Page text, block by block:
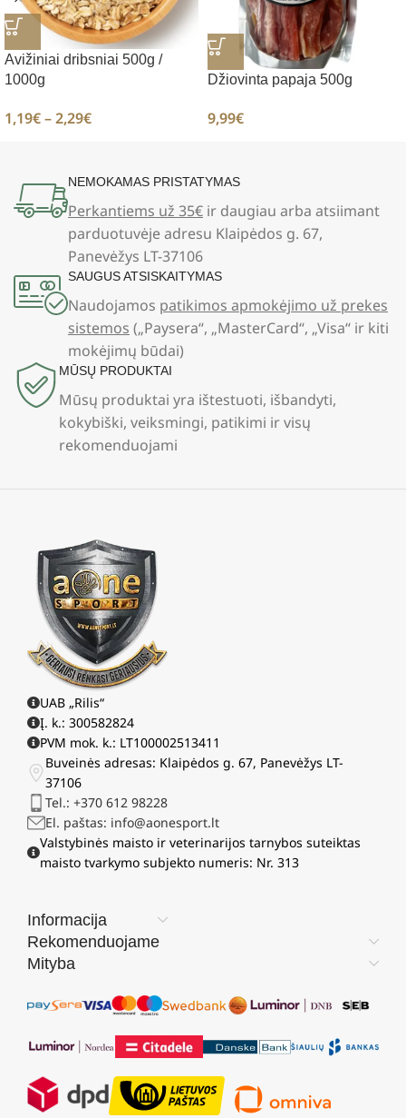
Avižiniai dribsniai 500g /
1000g
1,19€–2,29€
Džiovinta papaja 500g
9,99€
NEMOKAMAS PRISTATYMAS
Perkantiems už 35€ ir daugiau arba atsiimant
parduotuvėje adresu Klaipėdos g. 67,
Panevėžys LT-37106
SAUGUS ATSISKAITYMAS
Naudojamos patikimos apmokėjimo už prekes
sistemos („Paysera“, „MasterCard“, „Visa“ ir kiti
mokėjimų būdai)
MŪSŲ PRODUKTAI
Mūsų produktai yra ištestuoti, išbandyti,
kokybiški, veiksmingi, patikimi ir visų
rekomenduojami
UAB „Rilis“
Į. k.: 300582824
PVM mok. k.: LT100002513411
Buveinės adresas: Klaipėdos g. 67, Panevėžys LT-
37106
Tel.: +370 612 98228
El. paštas: info@aonesport.lt
Valstybinės maisto ir veterinarijos tarnybos suteiktas
maisto tvarkymo subjekto numeris: Nr. 313
Informacija
Rekomenduojame
Mityba